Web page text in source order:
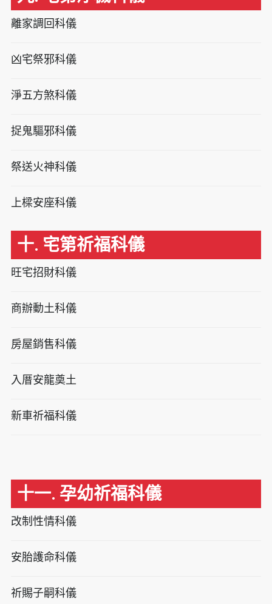
離家調回科儀
凶宅祭邪科儀
淨五方煞科儀
捉鬼驅邪科儀
祭送火神科儀
上樑安座科儀
十. 宅第祈福科儀
旺宅招財科儀
商辦動土科儀
房屋銷售科儀
入厝安龍奠土
新車祈福科儀
十一. 孕幼祈福科儀
改制性情科儀
安胎護命科儀
祈賜子嗣科儀